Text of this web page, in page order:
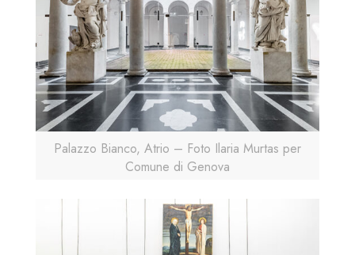
Palazzo Bianco, Atrio – Foto Ilaria Murtas per
Comune di Genova